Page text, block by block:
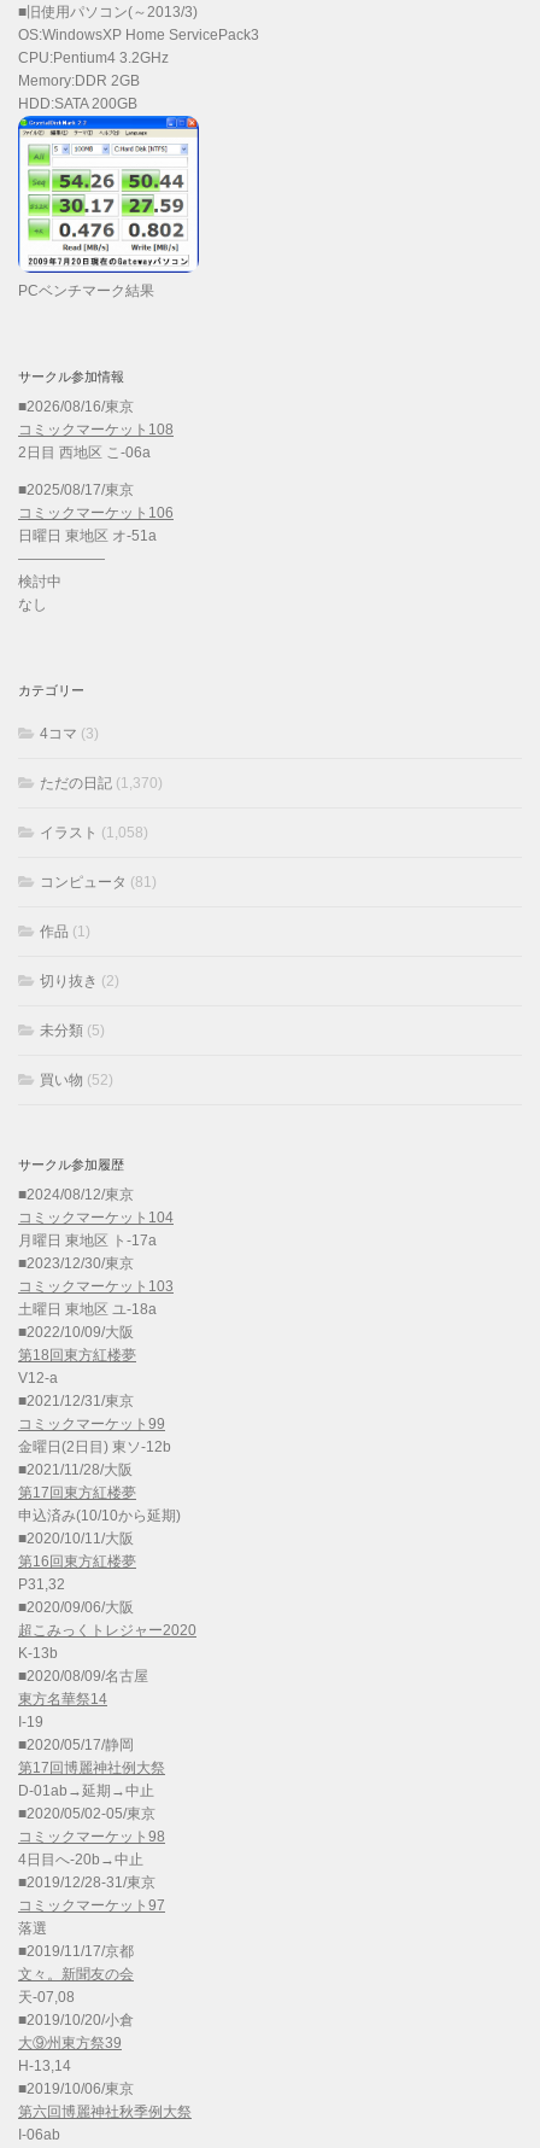
■旧使用パソコン(～2013/3)
OS:WindowsXP Home ServicePack3
CPU:Pentium4 3.2GHz
Memory:DDR 2GB
HDD:SATA 200GB
PCベンチマーク結果
サークル参加情報
■2026/08/16/東京
コミックマーケット108
2日目 西地区 こ-06a
■2025/08/17/東京
コミックマーケット106
日曜日 東地区 オ-51a
——————
検討中
なし
カテゴリー
4コマ (3)
ただの日記 (1,370)
イラスト (1,058)
コンピュータ (81)
作品 (1)
切り抜き (2)
未分類 (5)
買い物 (52)
サークル参加履歴
■2024/08/12/東京
コミックマーケット104
月曜日 東地区 ト-17a
■2023/12/30/東京
コミックマーケット103
土曜日 東地区 ユ-18a
■2022/10/09/大阪
第18回東方紅楼夢
V12-a
■2021/12/31/東京
コミックマーケット99
金曜日(2日目) 東ソ-12b
■2021/11/28/大阪
第17回東方紅楼夢
申込済み(10/10から延期)
■2020/10/11/大阪
第16回東方紅楼夢
P31,32
■2020/09/06/大阪
超こみっくトレジャー2020
K-13b
■2020/08/09/名古屋
東方名華祭14
I-19
■2020/05/17/静岡
第17回博麗神社例大祭
D-01ab→延期→中止
■2020/05/02-05/東京
コミックマーケット98
4日目へ-20b→中止
■2019/12/28-31/東京
コミックマーケット97
落選
■2019/11/17/京都
文々。新聞友の会
天-07,08
■2019/10/20/小倉
大⑨州東方祭39
H-13,14
■2019/10/06/東京
第六回博麗神社秋季例大祭
I-06ab